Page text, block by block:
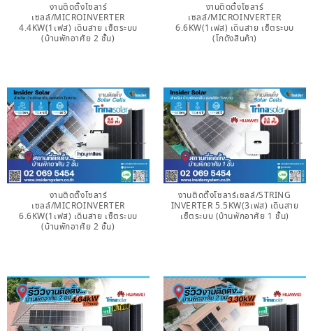
งานติดตั้งโซลาร์
เซลล์/MICROINVERTER
4.4KW(1เฟส) เดินสาย เซ็ตระบบ
(บ้านพักอาศัย 2 ชั้น)
งานติดตั้งโซลาร์
เซลล์/MICROINVERTER
6.6KW(1เฟส) เดินสาย เซ็ตระบบ
(โกดังสินค้า)
งานติดตั้งโซลาร์
เซลล์/MICROINVERTER
6.6KW(1เฟส) เดินสาย เซ็ตระบบ
(บ้านพักอาศัย 2 ชั้น)
งานติดตั้งโซลาร์เซลล์/STRING
INVERTER 5.5KW(3เฟส) เดินสาย
เซ็ตระบบ (บ้านพักอาศัย 1 ชั้น)